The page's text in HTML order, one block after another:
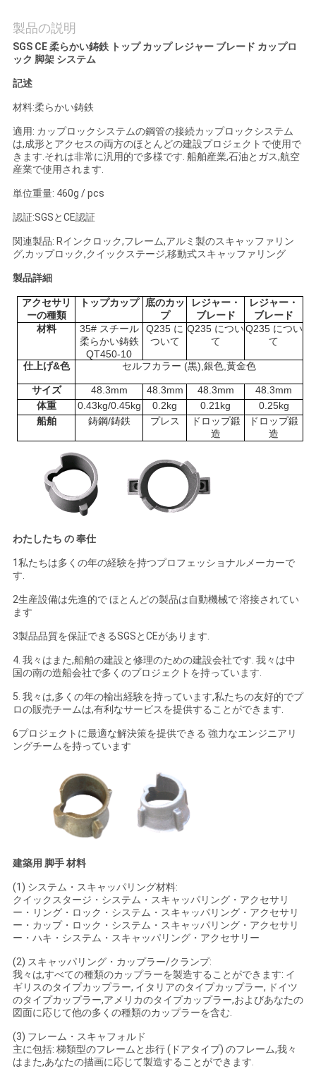
管
理
連
絡
く
だ
さ
い
ニ
ュ
引
め
て
く
だ
さ
い
地
図
イ
バ
シ
ー
ポ
リ
シ
ー
製品の説明
SGS CE 柔らかい鋳鉄 トップ カップ レジャー ブレード カップロ
ック 脚架 システム
記述
材料:柔らかい鋳鉄
適用: カップロックシステムの鋼管の接続カップロックシステム
は,成形とアクセスの両方のほとんどの建設プロジェクトで使用で
きます.それは非常に汎用的で多様です. 船舶産業,石油とガス,航空
産業で使用されます.
単位重量: 460g / pcs
認証:SGSとCE認証
関連製品: Rインクロック,フレーム,アルミ製のスキャッファリン
グ,カップロック,クイックステージ,移動式スキャッファリング
製品詳細
アクセサリ
ーの種類
トップカップ 底のカッ
プ
レジャー・
ブレード
レジャー・
ブレード
材料
35# スチール
柔らかい鋳鉄
QT450-10
Q235 に
ついて
Q235 につい
て
Q235 につい
て
仕上げ&色 セルフカラー (黒),銀色,黄金色
サイズ 48.3mm 48.3mm 48.3mm
48.3mm
体重
0.43kg/0.45kg 0.2kg 0.21kg
0.25kg
船舶
鋳鋼/鋳鉄 プレス
ドロップ鍛
造
ドロップ鍛
造
わたしたち の 奉仕
1私たちは多くの年の経験を持つプロフェッショナルメーカーで
す.
2生産設備は先進的で ほとんどの製品は自動機械で 溶接されてい
ます
3製品品質を保証できるSGSとCEがあります.
4. 我々はまた,船舶の建設と修理のための建設会社です. 我々は中
国の南の造船会社で多くのプロジェクトを持っています.
5. 我々は,多くの年の輸出経験を持っています,私たちの友好的でプ
ロの販売チームは,有利なサービスを提供することができます.
6プロジェクトに最適な解決策を提供できる 強力なエンジニアリ
ングチームを持っています
建築用 脚手 材料
(1) システム・スキャッパリング材料:
クイックスタージ・システム・スキャッパリング・アクセサリ
ー・リング・ロック・システム・スキャッパリング・アクセサリ
ー・カップ・ロック・システム・スキャッパリング・アクセサリ
ー・ハキ・システム・スキャッパリング・アクセサリー
(2) スキャッパリング・カップラー/クランプ:
我々は,すべての種類のカップラーを製造することができます: イ
ギリスのタイプカップラー, イタリアのタイプカップラー, ドイツ
のタイプカップラー,アメリカのタイプカップラー,およびあなたの
図面に応じて他の多くの種類のカップラーを含む.
(3) フレーム・スキャフォルド
主に包括: 梯類型のフレームと歩行 (ドアタイプ) のフレーム,我々
はまた,あなたの描画に応じて製造することができます.